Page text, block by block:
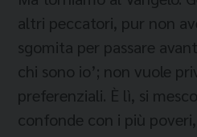
altri peccatori, pur non
sgomita per passare
chi sono io’; non vuole
preferenziali. È lì, si
confonde con i più